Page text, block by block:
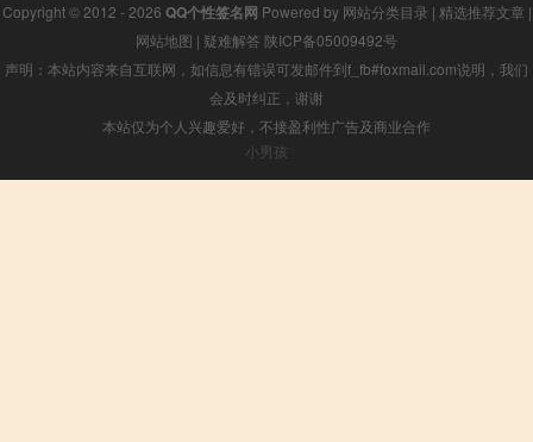
Copyright © 2012 - 2026 QQ个性签名网 Powered by 网站分类目录 | 精选推荐文章 |
网站地图 | 疑难解答 陕ICP备05009492号
声明：本站内容来自互联网，如信息有错误可发邮件到f_fb#foxmail.com说明，我们
会及时纠正，谢谢
本站仅为个人兴趣爱好，不接盈利性广告及商业合作
小男孩